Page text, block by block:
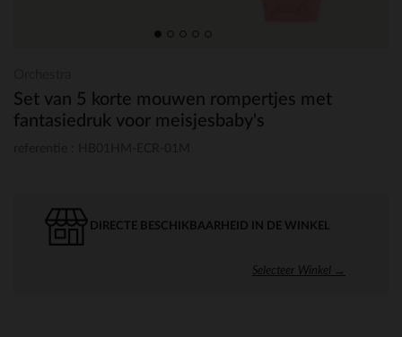
Set van 5 korte mouwen rompertjes met
fantasiedruk voor meisjesbaby's
DIRECTE BESCHIKBAARHEID IN DE WINKEL
Selecteer Winkel →